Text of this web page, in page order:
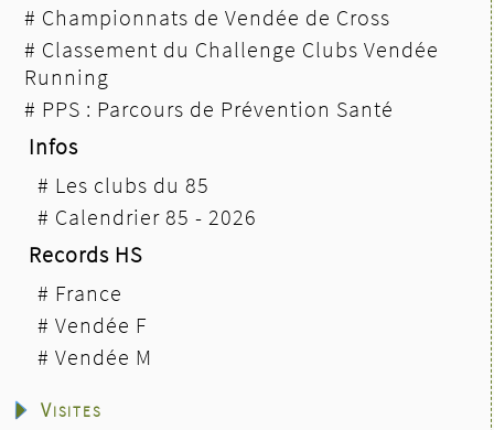
# Championnats de Vendée de Cross
# Classement du Challenge Clubs Vendée
Running
# PPS : Parcours de Prévention Santé
Infos
# Les clubs du 85
# Calendrier 85 - 2026
Records HS
# France
# Vendée F
# Vendée M
Visites